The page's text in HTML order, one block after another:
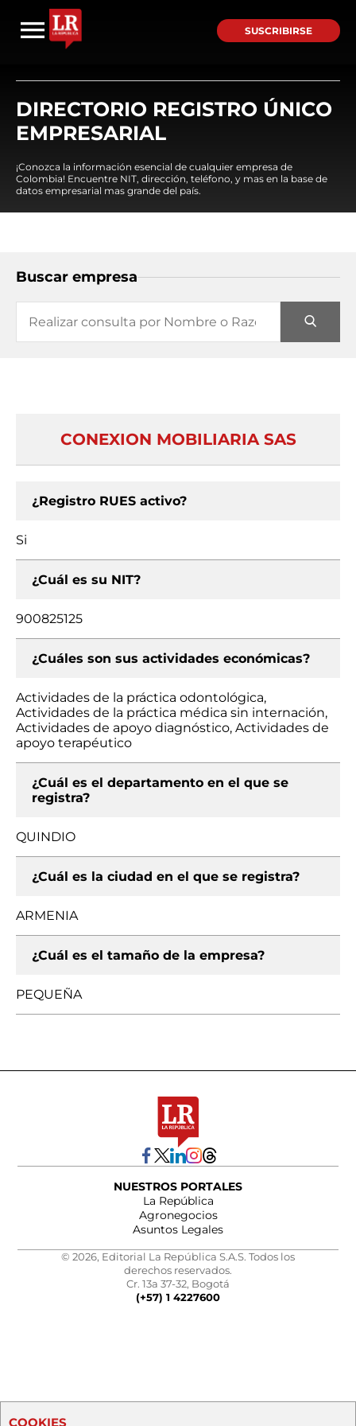
SUSCRIBIRSE
DIRECTORIO REGISTRO ÚNICO
EMPRESARIAL
¡Conozca la información esencial de cualquier empresa de
Colombia! Encuentre NIT, dirección, teléfono, y mas en la base de
datos empresarial mas grande del país.
Buscar empresa
CONEXION MOBILIARIA SAS
¿Registro RUES activo?
Si
¿Cuál es su NIT?
900825125
¿Cuáles son sus actividades económicas?
Actividades de la práctica odontológica,
Actividades de la práctica médica sin internación,
Actividades de apoyo diagnóstico, Actividades de
apoyo terapéutico
¿Cuál es el departamento en el que se
registra?
QUINDIO
¿Cuál es la ciudad en el que se registra?
ARMENIA
¿Cuál es el tamaño de la empresa?
PEQUEÑA
NUESTROS PORTALES
La República
Agronegocios
Asuntos Legales
© 2026, Editorial La República S.A.S. Todos los
derechos reservados.
Cr. 13a 37-32, Bogotá
(+57) 1 4227600
COOKIES